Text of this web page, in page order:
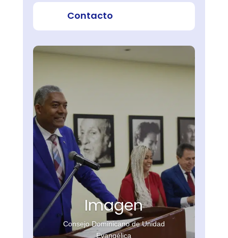
Contacto
Imagen
Consejo Dominicano de Unidad
Evangélica